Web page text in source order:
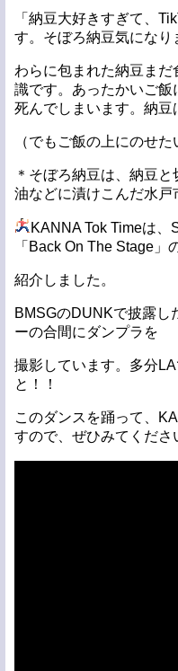
「納豆大好きすぎて、
す。そぼろ納豆気になり
わらに包まれた納豆ま
識です。あったかいご
死んでしまいます。納豆
（でもご飯の上にのせた
＊そぼろ納豆は、納豆
油などに漬けこんだ水戸
KANNA Tok Timeは
「Back On The Stage」
紹介しました。
BMSGのDUNKで披露し
ーの合間にダンプラを
撮影しています。多分
と！！
このダンスを踊って、
すので、ぜひみてくださ